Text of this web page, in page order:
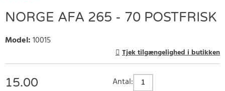
NORGE AFA 265 - 70 POSTFRISK
Model:10015
Tjek tilgængelighed i butikken
15.00 Antal: